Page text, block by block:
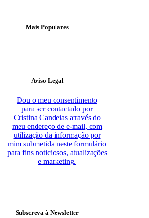
Mais Populares
Aviso Legal
Dou o meu consentimento
para ser contactado por
Cristina Candeias através do
meu endereço de e-mail, com
utilização da informação por
mim submetida neste formulário
para fins noticiosos, atualizações
e marketing.
Subscreva à Newsletter